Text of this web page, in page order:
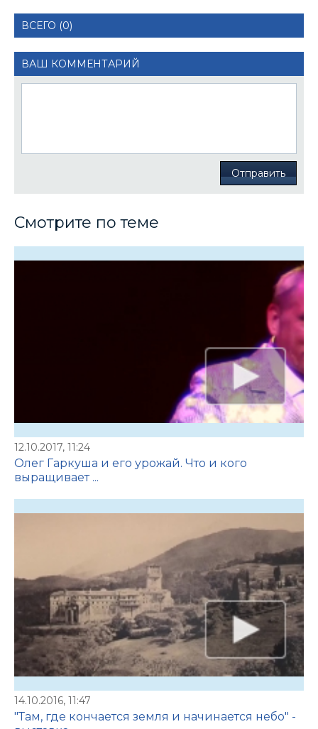
ВСЕГО (0)
ВАШ КОММЕНТАРИЙ
Отправить
Смотрите по теме
12.10.2017, 11:24
Олег Гаркуша и его урожай. Что и кого
выращивает ...
14.10.2016, 11:47
"Там, где кончается земля и начинается небо" -